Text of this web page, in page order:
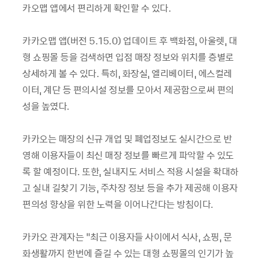
카오맵 앱에서 편리하게 확인할 수 있다.
카카오맵 앱(버전 5.15.0) 업데이트 후 백화점, 아울렛, 대
형 쇼핑몰 등을 검색하면 입점 매장 정보와 위치를 층별로
상세하게 볼 수 있다. 특히, 화장실, 엘리베이터, 에스컬레
이터, 계단 등 편의시설 정보를 모아서 제공함으로써 편의
성을 높였다.
카카오는 매장의 신규 개업 및 폐업정보도 실시간으로 반
영해 이용자들이 최신 매장 정보를 빠르게 파악할 수 있도
록 할 예정이다. 또한, 실내지도 서비스 적용 시설을 확대하
고 실내 길찾기 기능, 주차장 정보 등을 추가 제공해 이용자
편의성 향상을 위한 노력을 이어나간다는 방침이다.
카카오 관계자는 “최근 이용자들 사이에서 식사, 쇼핑, 문
화생활까지 한번에 즐길 수 있는 대형 쇼핑몰의 인기가 높